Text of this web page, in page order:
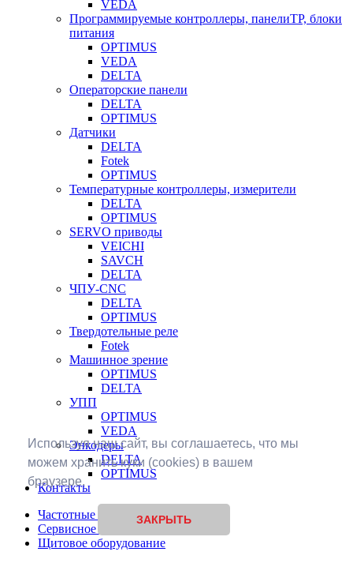
Используя наш сайт, вы соглашаетесь, что мы
можем хранить куки (cookies) в вашем
браузере.
ЗАКРЫТЬ
VEDA
Программируемые контроллеры, панелиTP, блоки
питания
OPTIMUS
VEDA
DELTA
Операторские панели
DELTA
OPTIMUS
Датчики
DELTA
Fotek
OPTIMUS
Температурные контроллеры, измерители
DELTA
OPTIMUS
SERVO приводы
VEICHI
SAVCH
DELTA
ЧПУ-CNC
DELTA
OPTIMUS
Твердотельные реле
Fotek
Машинное зрение
OPTIMUS
DELTA
УПП
OPTIMUS
VEDA
Энкодеры
DELTA
OPTIMUS
Контакты
Частотные преобразователи
Сервисное обслуживание
Щитовое оборудование